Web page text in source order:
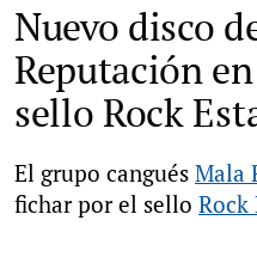
Nuevo disco
Reputación
sello Rock
El grupo cangués Mala
fichar por el sello Rock